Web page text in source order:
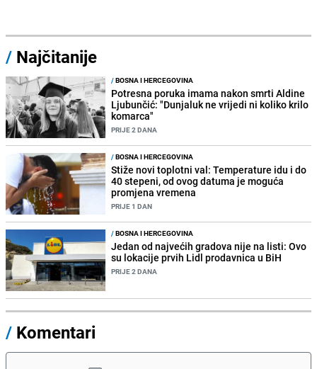
/ Najčitanije
/BOSNA I HERCEGOVINA
Potresna poruka imama nakon smrti Aldine
Ljubunčić: "Dunjaluk ne vrijedi ni koliko krilo
komarca"
PRIJE 2 DANA
/BOSNA I HERCEGOVINA
Stiže novi toplotni val: Temperature idu i do
40 stepeni, od ovog datuma je moguća
promjena vremena
PRIJE 1 DAN
/BOSNA I HERCEGOVINA
Jedan od najvećih gradova nije na listi: Ovo
su lokacije prvih Lidl prodavnica u BiH
PRIJE 2 DANA
/ Komentari